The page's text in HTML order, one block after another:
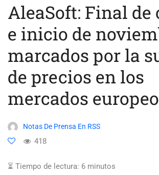
AleaSoft: Final de
e inicio de
marcados por la
de precios en los
mercados
Notas De Prensa En RSS
418
⏳ Tiempo de lectura: 6 minutos